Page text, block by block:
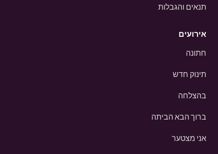
תנאים והגבלות
אירועים
חתונה
תינוק חדש
בהצלחה
ברוך הבא הביתה
אני מצטער